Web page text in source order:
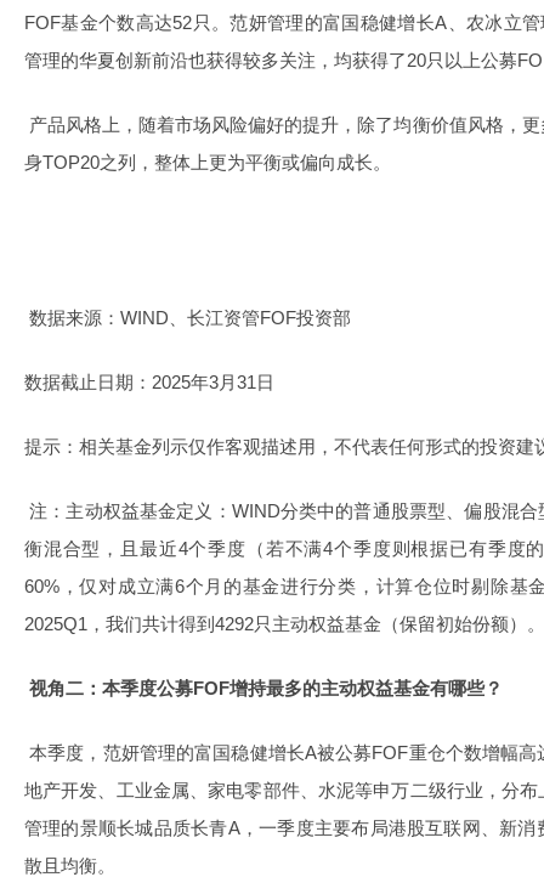
FOF基金个数高达52只。范妍管理的富国稳健增长A、农冰立
管理的华夏创新前沿也获得较多关注，均获得了20只以上公募
产品风格上，随着市场风险偏好的提升，除了均衡价值风格，
身TOP20之列，整体上更为平衡或偏向成长。
数据来源：WIND、长江资管FOF投资部
数据截止日期：2025年3月31日
提示：相关基金列示仅作客观描述用，不代表任何形式的投资建
注：主动权益基金定义：WIND分类中的普通股票型、偏股混
衡混合型，且最近4个季度（若不满4个季度则根据已有季度
60%，仅对成立满6个月的基金进行分类，计算仓位时剔除基
2025Q1，我们共计得到4292只主动权益基金（保留初始份额）。
视角二：本季度公募FOF增持最多的主动权益基金有哪些？
本季度，范妍管理的富国稳健增长A被公募FOF重仓个数增幅
地产开发、工业金属、家电零部件、水泥等申万二级行业，分
管理的景顺长城品质长青A，一季度主要布局港股互联网、新
散且均衡。